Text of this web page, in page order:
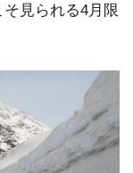
そ見られる4月限